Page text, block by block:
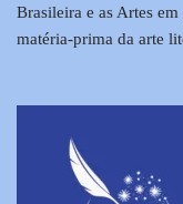
Brasileira e as Artes
matéria-prima da arte